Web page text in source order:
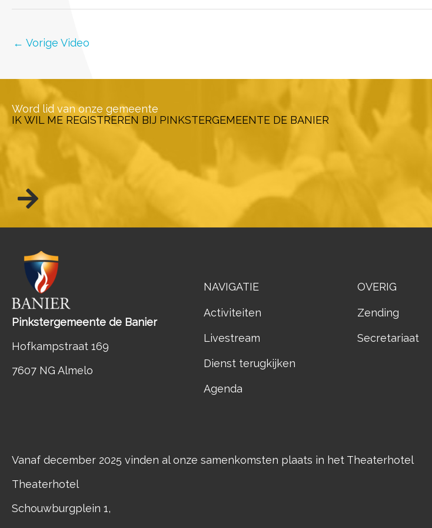
← Vorige Video
Word lid van onze gemeente
IK WIL ME REGISTREREN BIJ PINKSTERGEMEENTE DE BANIER
Pinkstergemeente de Banier
Hofkampstraat 169
7607 NG Almelo
NAVIGATIE
Activiteiten
Livestream
Dienst terugkijken
Agenda
OVERIG
Zending
Secretariaat
Vanaf december 2025 vinden al onze samenkomsten plaats in het Theaterhotel
Theaterhotel
Schouwburgplein 1,